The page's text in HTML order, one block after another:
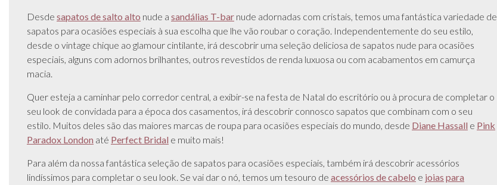
Desde sapatos de salto alto nude a sandálias T-bar nude adornadas com cristais, temos uma fantástica variedade de
sapatos para ocasiões especiais à sua escolha que lhe vão roubar o coração. Independentemente do seu estilo,
desde o vintage chique ao glamour cintilante, irá descobrir uma seleção deliciosa de sapatos nude para ocasiões
especiais, alguns com adornos brilhantes, outros revestidos de renda luxuosa ou com acabamentos em camurça
macia.
Quer esteja a caminhar pelo corredor central, a exibir-se na festa de Natal do escritório ou à procura de completar o
seu look de convidada para a época dos casamentos, irá descobrir connosco sapatos que combinam com o seu
estilo. Muitos deles são das maiores marcas de roupa para ocasiões especiais do mundo, desde Diane Hassall e Pink
Paradox London até Perfect Bridal e muito mais!
Para além da nossa fantástica seleção de sapatos para ocasiões especiais, também irá descobrir acessórios
lindíssimos para completar o seu look. Se vai dar o nó, temos um tesouro de acessórios de cabelo e joias para